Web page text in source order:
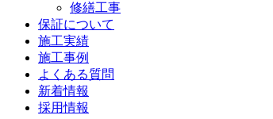
修繕工事
保証について
施工実績
施工事例
よくある質問
新着情報
採用情報